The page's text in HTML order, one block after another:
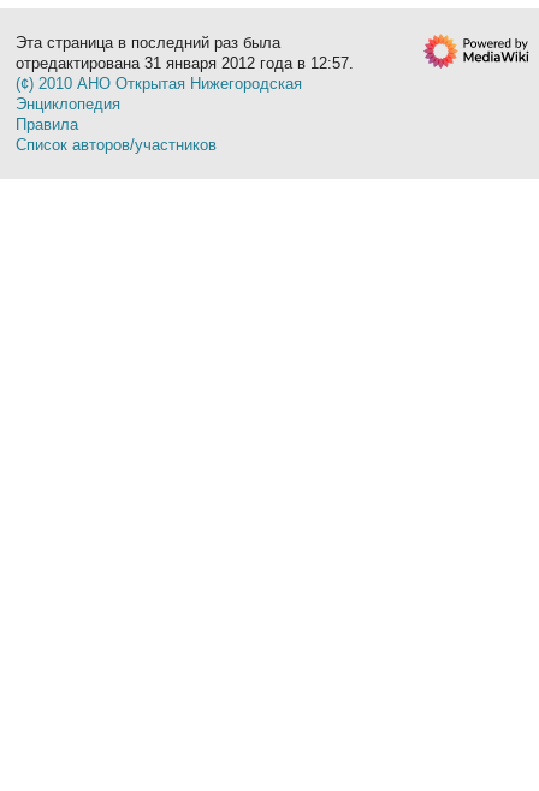
Эта страница в последний раз была
отредактирована 31 января 2012 года в 12:57.
(¢) 2010 АНО Открытая Нижегородская
Энциклопедия
Правила
Список авторов/участников